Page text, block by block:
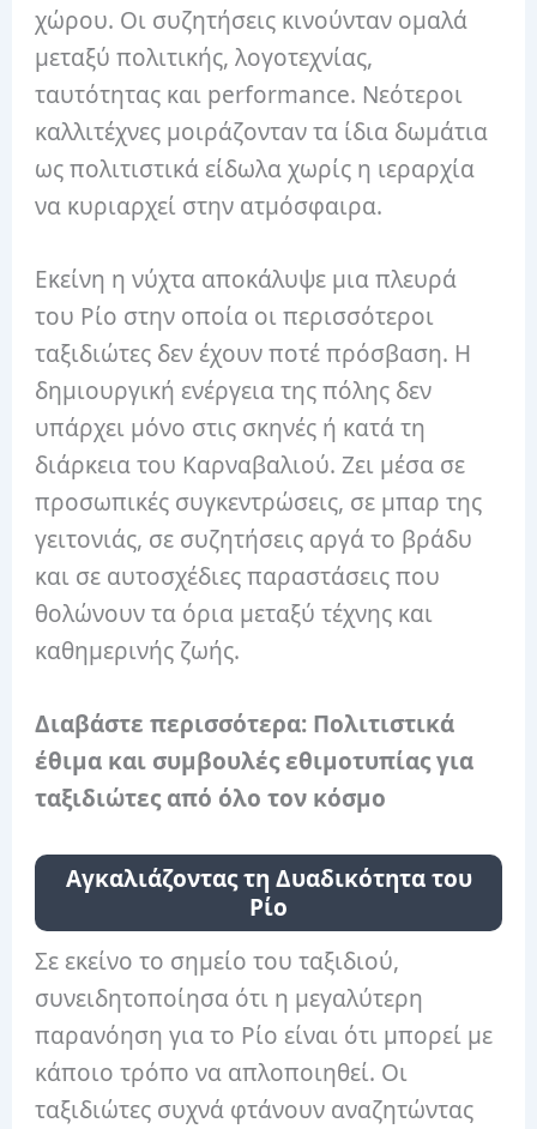
χώρου. Οι συζητήσεις κινούνταν ομαλά
μεταξύ πολιτικής, λογοτεχνίας,
ταυτότητας και performance. Νεότεροι
καλλιτέχνες μοιράζονταν τα ίδια δωμάτια
ως πολιτιστικά είδωλα χωρίς η ιεραρχία
να κυριαρχεί στην ατμόσφαιρα.
Εκείνη η νύχτα αποκάλυψε μια πλευρά
του Ρίο στην οποία οι περισσότεροι
ταξιδιώτες δεν έχουν ποτέ πρόσβαση. Η
δημιουργική ενέργεια της πόλης δεν
υπάρχει μόνο στις σκηνές ή κατά τη
διάρκεια του Καρναβαλιού. Ζει μέσα σε
προσωπικές συγκεντρώσεις, σε μπαρ της
γειτονιάς, σε συζητήσεις αργά το βράδυ
και σε αυτοσχέδιες παραστάσεις που
θολώνουν τα όρια μεταξύ τέχνης και
καθημερινής ζωής.
Διαβάστε περισσότερα: Πολιτιστικά
έθιμα και συμβουλές εθιμοτυπίας για
ταξιδιώτες από όλο τον κόσμο
Αγκαλιάζοντας τη Δυαδικότητα του
Ρίο
Σε εκείνο το σημείο του ταξιδιού,
συνειδητοποίησα ότι η μεγαλύτερη
παρανόηση για το Ρίο είναι ότι μπορεί με
κάποιο τρόπο να απλοποιηθεί. Οι
ταξιδιώτες συχνά φτάνουν αναζητώντας